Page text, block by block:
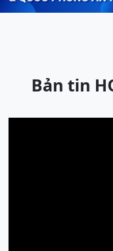
Bản tin